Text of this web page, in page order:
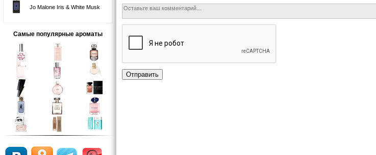
Jo Malone Iris & White Musk
Самые популярные ароматы
Отправить